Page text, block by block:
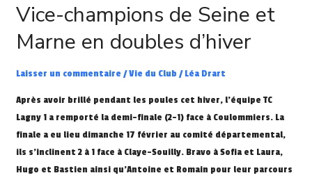
Vice-champions de Seine et
Marne en doubles d’hiver
Laisser un commentaire /Vie du Club /Léa Drart
Après avoir brillé pendant les poules cet hiver, l’équipe TC
Lagny 1 a remporté la demi-finale (2-1) face à Coulommiers. La
finale a eu lieu dimanche 17 février au comité départemental,
ils s’inclinent 2 à 1 face à Claye-Souilly. Bravo à Sofia et Laura,
Hugo et Bastien ainsi qu’Antoine et Romain pour leur parcours